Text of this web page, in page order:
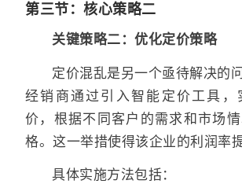
第三节：核心策略二
关键策略二：优化定价策略
定价混乱是另一个亟待解决的
经销商通过引入智能定价工具，
价，根据不同客户的需求和市场
格。这一举措使得该企业的利润率
具体实施方法包括：